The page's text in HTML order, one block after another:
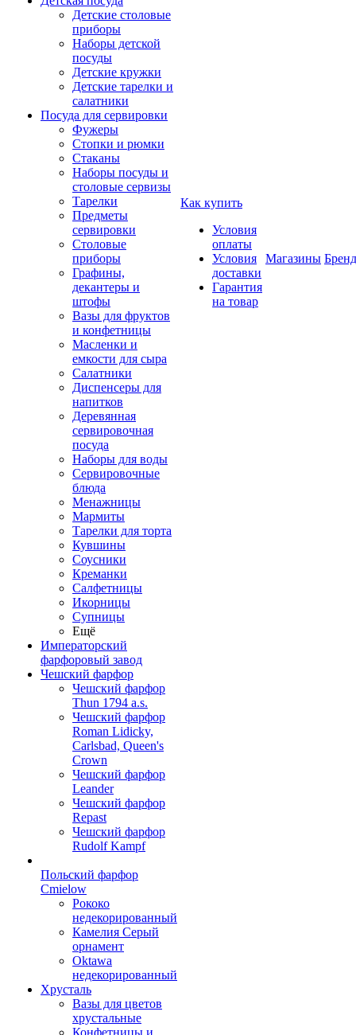
Детские столовые
приборы
Наборы детской
посуды
Детские кружки
Детские тарелки и
салатники
Посуда для сервировки
Фужеры
Стопки и рюмки
Стаканы
Наборы посуды и
столовые сервизы
Тарелки
Предметы
сервировки
Столовые
приборы
Графины,
декантеры и
штофы
Вазы для фруктов
и конфетницы
Масленки и
емкости для сыра
Салатники
Диспенсеры для
напитков
Деревянная
сервировочная
посуда
Наборы для воды
Сервировочные
блюда
Менажницы
Мармиты
Тарелки для торта
Кувшины
Соусники
Креманки
Салфетницы
Икорницы
Супницы
Ещё
Императорский
фарфоровый завод
Чешский фарфор
Чешский фарфор
Thun 1794 a.s.
Чешский фарфор
Roman Lidicky,
Carlsbad, Queen's
Crown
Чешский фарфор
Leander
Чешский фарфор
Repast
Чешский фарфор
Rudolf Kampf
Польский фарфор
Сmielow
Рококо
недекорированный
Камелия Серый
орнамент
Oktawa
недекорированный
Хрусталь
Вазы для цветов
хрустальные
Конфетницы и
Как купить
Условия
оплаты
Условия
доставки
Гарантия
на товар
Магазины